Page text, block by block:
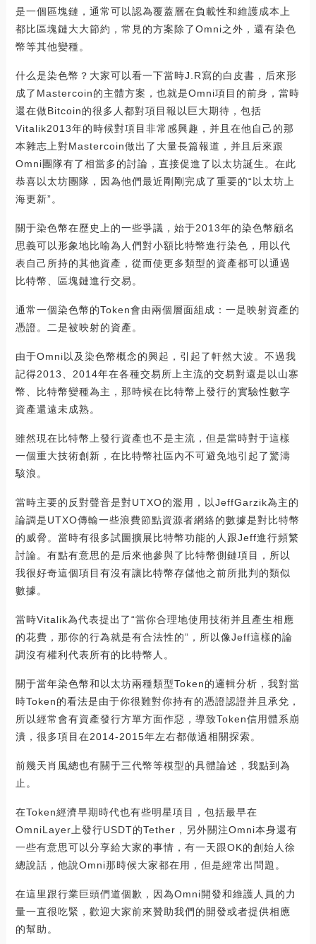
是一個區塊鏈，通常可以認為覆蓋層在負載性和維護成本上
都比區塊鏈大大節約，常見的方案除了Omni之外，還有染色
幣等其他變種。
什么是染色幣？大家可以看一下當時J.R寫的白皮書，后來形
成了Mastercoin的主體方案，也就是Omni項目的前身，當時
還在做Bitcoin的很多人都對項目報以巨大期待，包括
Vitalik2013年的時候對項目非常感興趣，并且在他自己的那
本雜志上對Mastercoin做出了大量長篇報道，并且后來跟
Omni團隊有了相當多的討論，直接促進了以太坊誕生。在此
恭喜以太坊團隊，因為他們最近剛剛完成了重要的“以太坊上
海更新”。
關于染色幣在歷史上的一些爭議，始于2013年的染色幣顧名
思義可以形象地比喻為人們對小額比特幣進行染色，用以代
表自己所持的其他資產，從而使更多類型的資產都可以通過
比特幣、區塊鏈進行交易。
通常一個染色幣的Token會由兩個層面組成：一是映射資產的
憑證。二是被映射的資產。
由于Omni以及染色幣概念的興起，引起了軒然大波。不過我
記得2013、2014年在各種交易所上主流的交易對還是以山寨
幣、比特幣變種為主，那時候在比特幣上發行的實驗性數字
資產還遠未成熟。
雖然現在比特幣上發行資產也不是主流，但是當時對于這樣
一個重大技術創新，在比特幣社區內不可避免地引起了驚濤
駭浪。
當時主要的反對聲音是對UTXO的濫用，以JeffGarzik為主的
論調是UTXO傳輸一些浪費節點資源者網絡的數據是對比特幣
的威脅。當時有很多試圖擴展比特幣功能的人跟Jeff進行頻繁
討論。有點有意思的是后來他參與了比特幣側鏈項目，所以
我很好奇這個項目有沒有讓比特幣存儲他之前所批判的類似
數據。
當時Vitalik為代表提出了“當你合理地使用技術并且產生相應
的花費，那你的行為就是有合法性的”，所以像Jeff這樣的論
調沒有權利代表所有的比特幣人。
關于當年染色幣和以太坊兩種類型Token的邏輯分析，我對當
時Token的看法是由于你很難對你持有的憑證認證并且承兌，
所以經常會有資產發行方單方面作惡，導致Token信用體系崩
潰，很多項目在2014-2015年左右都做過相關探索。
前幾天肖風總也有關于三代幣等模型的具體論述，我點到為
止。
在Token經濟早期時代也有些明星項目，包括最早在
OmniLayer上發行USDT的Tether，另外關注Omni本身還有
一些有意思可以分享給大家的事情，有一天跟OK的創始人徐
總說話，他說Omni那時候大家都在用，但是經常出問題。
在這里跟行業巨頭們道個歉，因為Omni開發和維護人員的力
量一直很吃緊，歡迎大家前來贊助我們的開發或者提供相應
的幫助。